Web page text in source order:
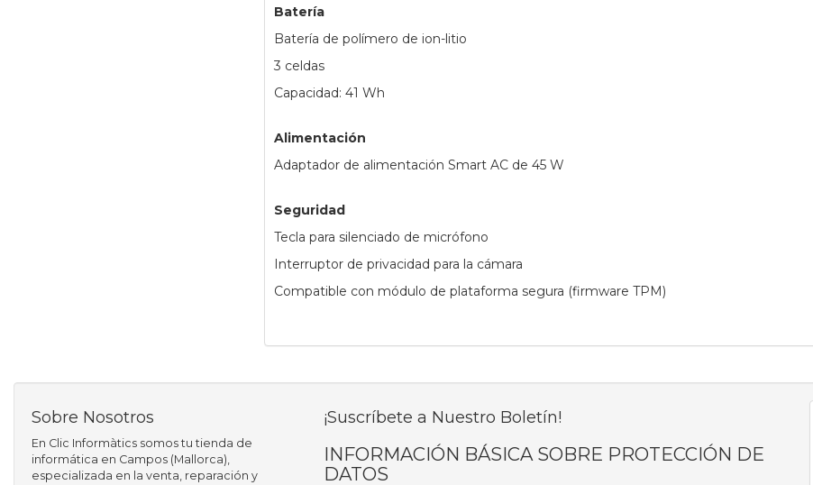
Batería
Batería de polímero de ion-litio
3 celdas
Capacidad: 41 Wh
Alimentación
Adaptador de alimentación Smart AC de 45 W
Seguridad
Tecla para silenciado de micrófono
Interruptor de privacidad para la cámara
Compatible con módulo de plataforma segura (firmware TPM)
Sobre Nosotros
En Clic Informàtics somos tu tienda de
informática en Campos (Mallorca),
especializada en la venta, reparación y
¡Suscríbete a Nuestro Boletín!
INFORMACIÓN BÁSICA SOBRE PROTECCIÓN DE
DATOS